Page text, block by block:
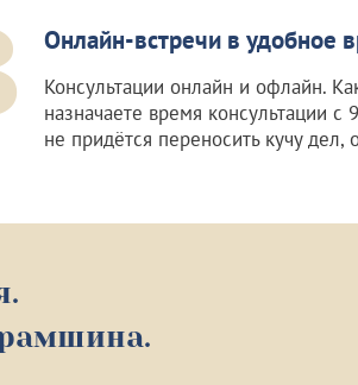
Онлайн-встречи в удобное
Консультации онлайн и офлайн.
назначаете время консультации
не придётся переносить кучу